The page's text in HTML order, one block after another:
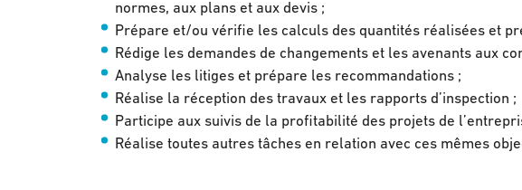
normes, aux plans et aux devis ;
Prépare et/ou vérifie les calculs des quantités réalisées et
Rédige les demandes de changements et les avenants aux
Analyse les litiges et prépare les recommandations ;
Réalise la réception des travaux et les rapports d’inspection ;
Participe aux suivis de la profitabilité des projets de
Réalise toutes autres tâches en relation avec ces mêmes